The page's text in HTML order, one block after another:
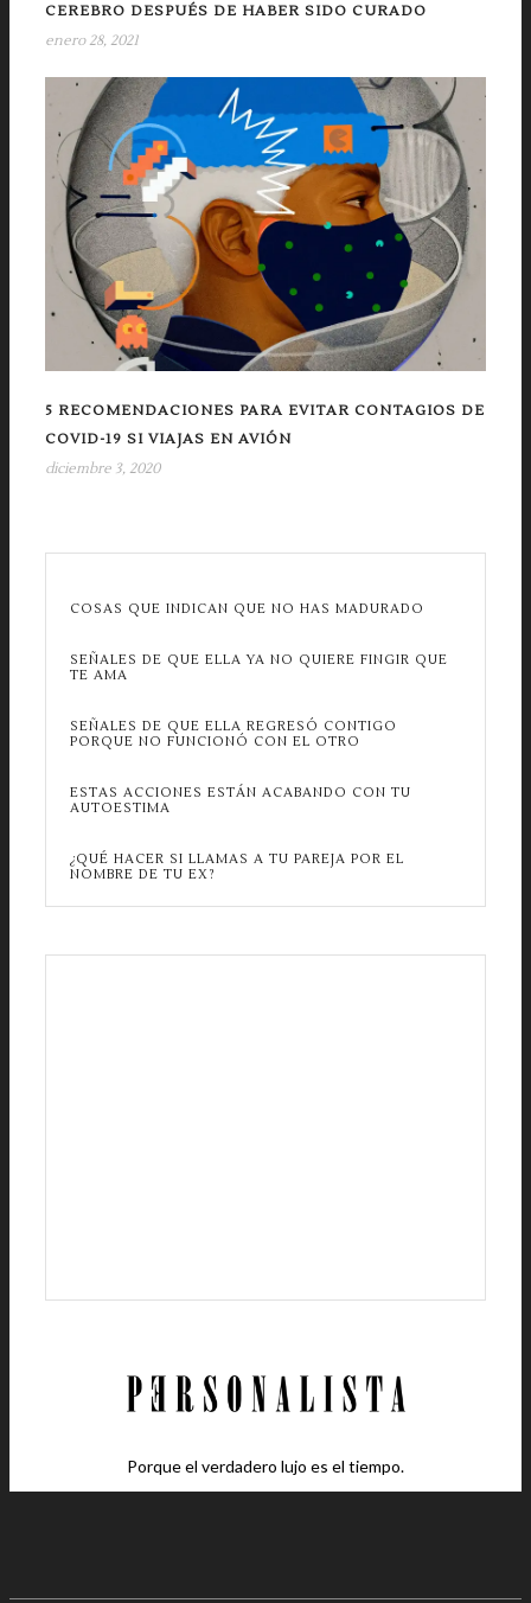
CEREBRO DESPUÉS DE HABER SIDO CURADO
enero 28, 2021
5 RECOMENDACIONES PARA EVITAR CONTAGIOS DE
COVID-19 SI VIAJAS EN AVIÓN
diciembre 3, 2020
COSAS QUE INDICAN QUE NO HAS MADURADO
SEÑALES DE QUE ELLA YA NO QUIERE FINGIR QUE
TE AMA
SEÑALES DE QUE ELLA REGRESÓ CONTIGO
PORQUE NO FUNCIONÓ CON EL OTRO
ESTAS ACCIONES ESTÁN ACABANDO CON TU
AUTOESTIMA
¿QUÉ HACER SI LLAMAS A TU PAREJA POR EL
NOMBRE DE TU EX?
Porque el verdadero lujo es el tiempo.